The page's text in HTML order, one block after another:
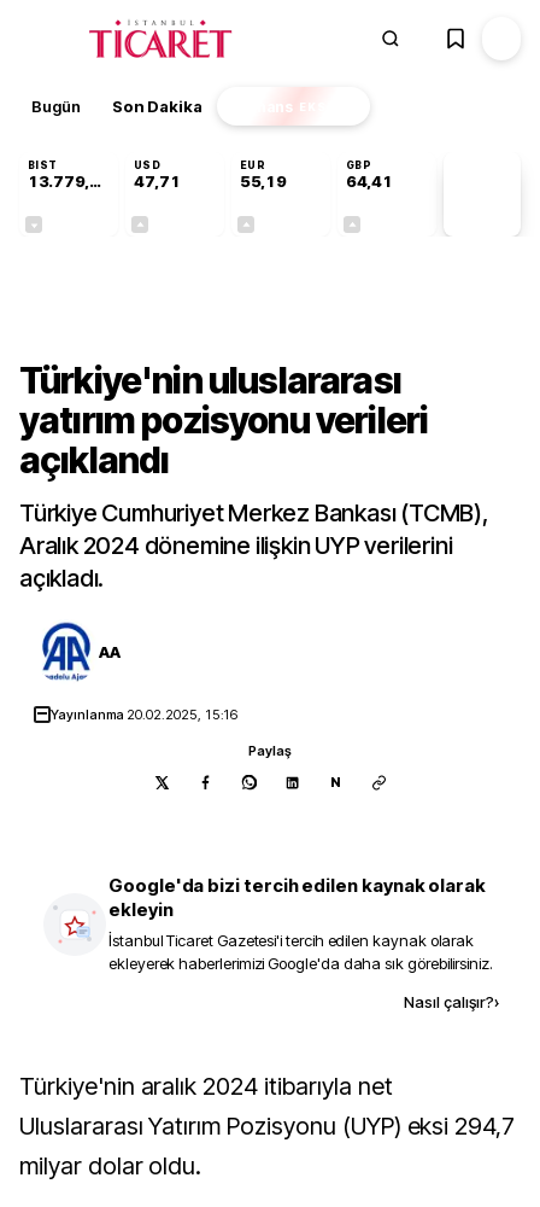
Bugün Son Dakika Finans EKSTRA
BIST
13.779,39
USD
47,71
EUR
55,19
GBP
64,41
Türkiye'nin uluslararası
yatırım pozisyonu verileri
açıklandı
Türkiye Cumhuriyet Merkez Bankası (TCMB),
Aralık 2024 dönemine ilişkin UYP verilerini
açıkladı.
AA
Yayınlanma 20.02.2025, 15:16
Paylaş
N
Google'da bizi tercih edilen kaynak olarak
ekleyin
İstanbul Ticaret Gazetesi'i tercih edilen kaynak olarak
ekleyerek haberlerimizi Google'da daha sık görebilirsiniz.
Nasıl çalışır?›
Türkiye'nin aralık 2024 itibarıyla net
Uluslararası Yatırım Pozisyonu (UYP) eksi 294,7
milyar dolar oldu.